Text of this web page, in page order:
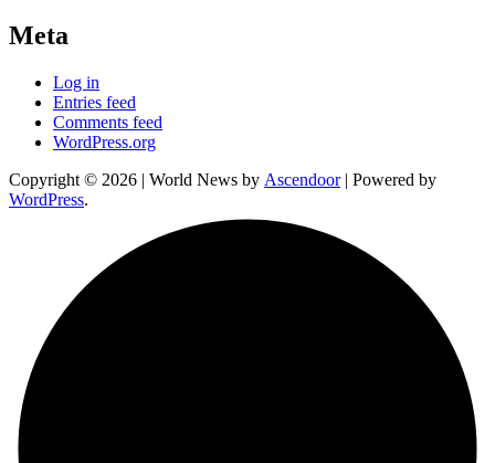
Meta
Log in
Entries feed
Comments feed
WordPress.org
Copyright © 2026 | World News by Ascendoor| Powered by
WordPress.